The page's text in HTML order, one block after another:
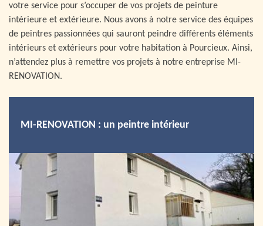
votre service pour s’occuper de vos projets de peinture
intérieure et extérieure. Nous avons à notre service des équipes
de peintres passionnées qui sauront peindre différents éléments
intérieurs et extérieurs pour votre habitation à Pourcieux. Ainsi,
n’attendez plus à remettre vos projets à notre entreprise MI-
RENOVATION.
MI-RENOVATION : un peintre intérieur